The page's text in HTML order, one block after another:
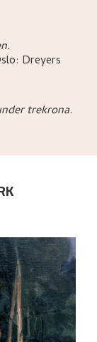
Dreyers
trekrona.